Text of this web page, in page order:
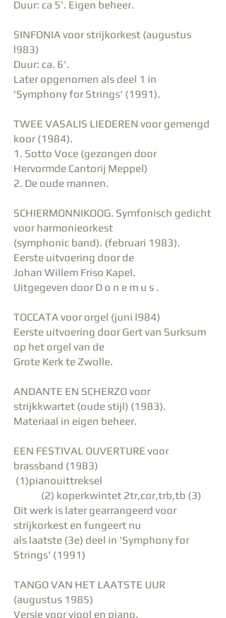
Duur: ca 5'. Eigen beheer.
SINFONIA voor strijkorkest (augustus
l983)
Duur: ca. 6'.
Later opgenomen als deel 1 in
'Symphony for Strings' (1991).
TWEE VASALIS LIEDEREN voor gemengd
koor (1984).
1. Sotto Voce (gezongen door
Hervormde Cantorij Meppel)
2. De oude mannen.
SCHIERMONNIKOOG. Symfonisch gedicht
voor harmonieorkest
(symphonic band). (februari 1983).
Eerste uitvoering door de
Johan Willem Friso Kapel.
Uitgegeven door D o n e m u s .
TOCCATA voor orgel (juni l984)
Eerste uitvoering door Gert van Surksum
op het orgel van de
Grote Kerk te Zwolle.
ANDANTE EN SCHERZO voor
strijkkwartet (oude stijl) (1983).
Materiaal in eigen beheer.
EEN FESTIVAL OUVERTURE voor
brassband (1983)
(1)pianouittreksel
(2) koperkwintet 2tr,cor,trb,tb (3)
Dit werk is later gearrangeerd voor
strijkorkest en fungeert nu
als laatste (3e) deel in 'Symphony for
Strings' (1991)
TANGO VAN HET LAATSTE UUR
(augustus 1985)
Versie voor viool en piano.